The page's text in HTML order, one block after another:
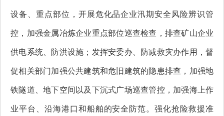
设备、重点部位，开展危化品企业汛期安全风险辨识管
控，加强金属冶炼企业重点部位巡查检查，排查矿山企业
供电系统、防洪设施；发挥安委办、防减救灾办作用，督
促相关部门加强公共建筑和危旧建筑的隐患排查，加强地
铁隧道、地下空间以及下沉式广场巡查管控，加强海上作
业平台、沿海港口和船舶的安全防范。强化抢险救援准